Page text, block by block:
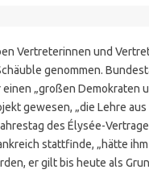
Vertreterinnen und
genommen.
„großen Demokraten
gewesen, „die Lehre
des Élysée-
stattfinde, „hätte
er gilt bis heute als